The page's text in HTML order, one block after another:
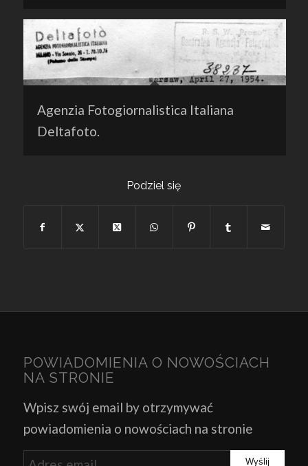
Agenzia Fotogiornalistica Italiana
Deltafoto.
Podziel się
POWIADOMIENIA O NOWOŚCIACH
NA STRONIE
Wpisz swój email by otrzymywać
powiadomienia o nowościach na stronie